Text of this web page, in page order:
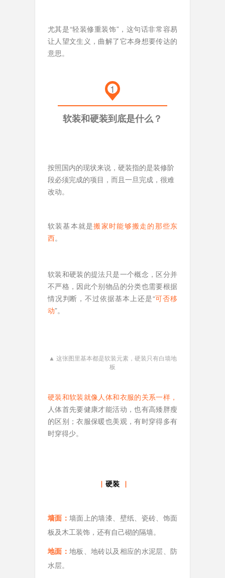
尤其是“轻装修重装饰”，这句话非常容易
让人望文生义，曲解了它本身想要传达的
意思。
1
软装和硬装到底是什么？
按照国内的现状来说，硬装指的是装修阶
段必须完成的项目，而且一旦完成，很难
改动。
软装基本就是搬家时能够搬走的那些东
西。
软装和硬装的提法只是一个概念，区分并
不严格，因此个别物品的分类也需要根据
情况判断，不过依据基本上还是“可否移
动”。
▲ 这张图里基本都是软装元素，硬装只有白墙地
板
硬装和软装就像人体和衣服的关系一样 ，
人体首先要健康才能活动，也有高矮胖瘦
的区别；衣服保暖也美观，有时穿得多有
时穿得少。
▏ 硬装 ▕
墙面： 墙面上的墙漆、壁纸、瓷砖、饰面
板及木工装饰，还有自己砌的隔墙。
地面： 地板、地砖以及相应的水泥层、防
水层。